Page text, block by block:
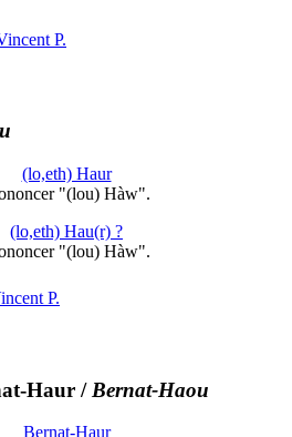
P.
(lo,eth) Haur
"(lou) Hàw".
(lo,eth) Hau(r) ?
"(lou) Hàw".
P.
Haur / Bernat-Haou
Bernat-Haur